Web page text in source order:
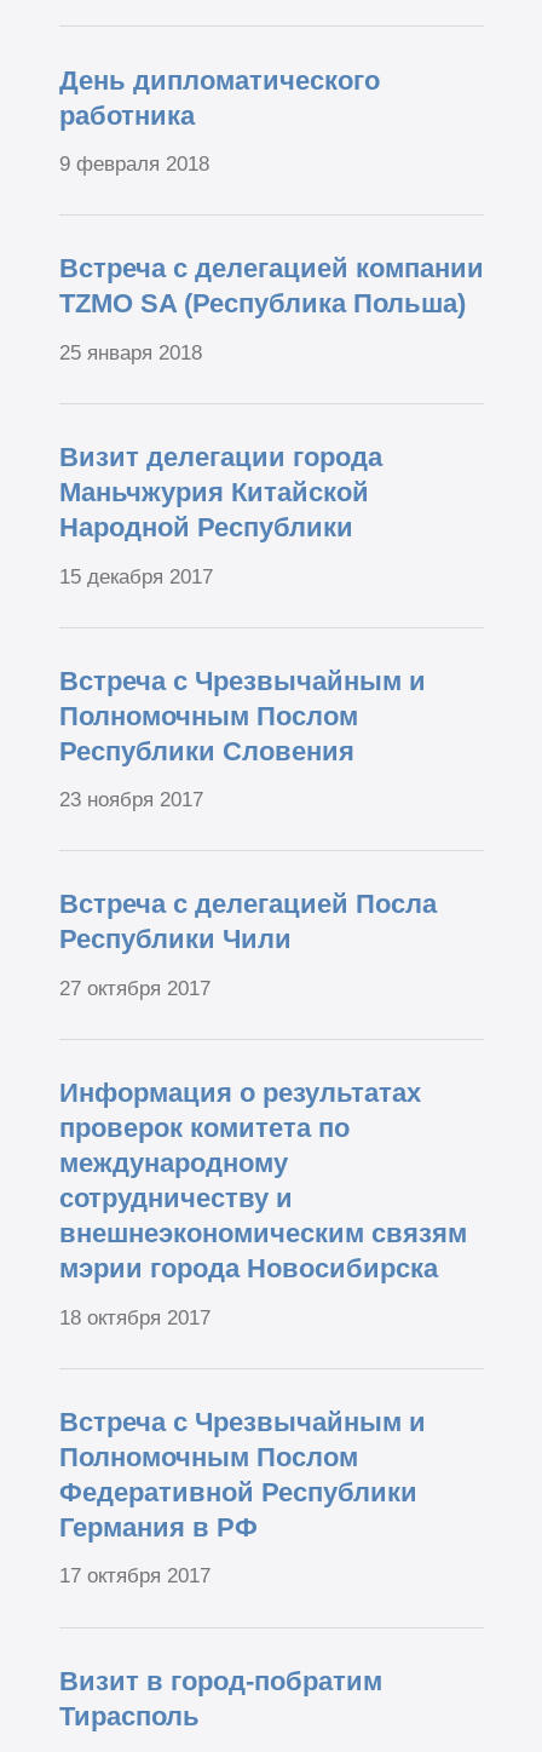
День дипломатического
работника
9 февраля 2018
Встреча с делегацией компании
TZMO SA (Республика Польша)
25 января 2018
Визит делегации города
Маньчжурия Китайской
Народной Республики
15 декабря 2017
Встреча с Чрезвычайным и
Полномочным Послом
Республики Словения
23 ноября 2017
Встреча с делегацией Посла
Республики Чили
27 октября 2017
Информация о результатах
проверок комитета по
международному
сотрудничеству и
внешнеэкономическим связям
мэрии города Новосибирска
18 октября 2017
Встреча с Чрезвычайным и
Полномочным Послом
Федеративной Республики
Германия в РФ
17 октября 2017
Визит в город-побратим
Тирасполь